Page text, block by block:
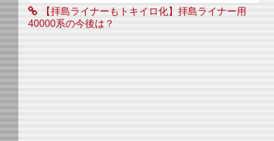
【拝島ライナーもトキイロ化】拝島ライナー用
40000系の今後は？